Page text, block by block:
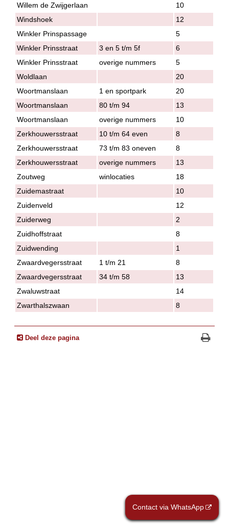
Contact via WhatsApp
Willem de Zwijgerlaan
10
Windshoek
12
Winkler Prinspassage
5
Winkler Prinsstraat
3 en 5 t/m 5f
6
Winkler Prinsstraat
overige nummers
5
Woldlaan
20
Woortmanslaan
1 en sportpark
20
Woortmanslaan
80 t/m 94
13
Woortmanslaan
overige nummers
10
Zerkhouwersstraat
10 t/m 64 even
8
Zerkhouwersstraat
73 t/m 83 oneven
8
Zerkhouwersstraat
overige nummers
13
Zoutweg
winlocaties
18
Zuidemastraat
10
Zuidenveld
12
Zuiderweg
2
Zuidhoffstraat
8
Zuidwending
1
Zwaardvegersstraat
1 t/m 21
8
Zwaardvegersstraat
34 t/m 58
13
Zwaluwstraat
14
Zwarthalszwaan
8
Deel deze pagina